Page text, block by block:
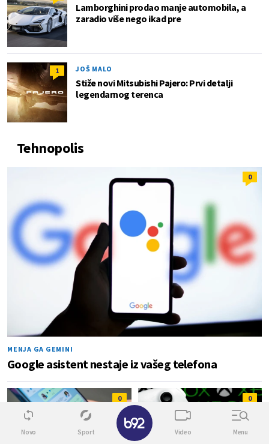
Lamborghini prodao manje automobila, a
zaradio više nego ikad pre
1 JOŠ MALO
Stiže novi Mitsubishi Pajero: Prvi detalji
legendarnog terenca
Tehnopolis
0
MENJA GA GEMINI
Google asistent nestaje iz vašeg telefona
0 0
Novo Sport Video Menu
✕